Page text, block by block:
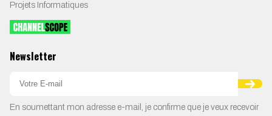
Projets Informatiques
Newsletter
En soumettant mon adresse e-mail, je confirme que je veux recevoir